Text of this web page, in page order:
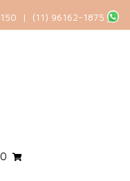
| (11) 96162-1875